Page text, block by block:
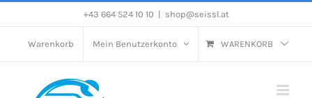
springen
+43 664 524 10 10 shop@seissl.at
Warenkorb Mein Benutzerkonto WARENKORB